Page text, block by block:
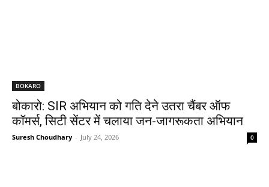
BOKARO
बोकारो: SIR अभियान को गति देने उतरा चैंबर ऑफ
कॉमर्स, सिटी सेंटर में चलाया जन-जागरूकता अभियान
Suresh Choudhary - July 24, 2026 0